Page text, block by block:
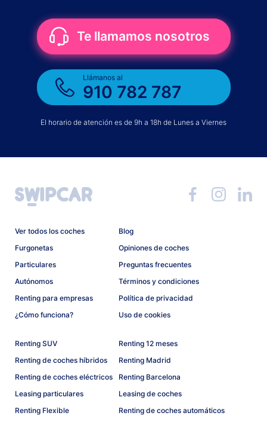
Te llamamos nosotros
Llámanos al
910 782 787
El horario de atención es de 9h a 18h de Lunes a Viernes
Ver todos los coches
Furgonetas
Particulares
Autónomos
Renting para empresas
¿Cómo funciona?
Blog
Opiniones de coches
Preguntas frecuentes
Términos y condiciones
Política de privacidad
Uso de cookies
Renting SUV
Renting de coches híbridos
Renting de coches eléctricos
Leasing particulares
Renting Flexible
Renting 12 meses
Renting Madrid
Renting Barcelona
Leasing de coches
Renting de coches automáticos